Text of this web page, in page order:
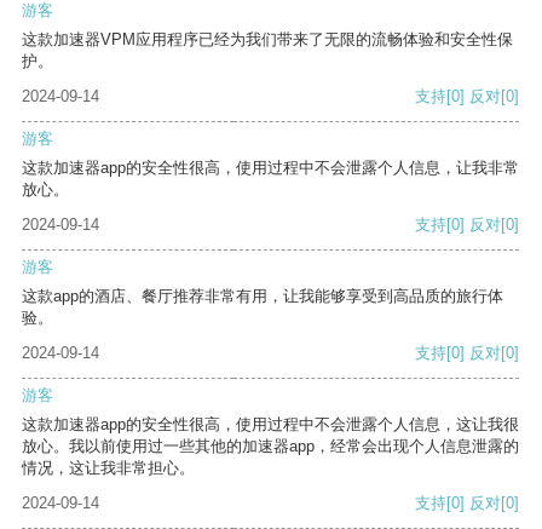
游客
这款加速器VPM应用程序已经为我们带来了无限的流畅体验和安全性保
护。
2024-09-14
支持[0] 反对[0]
游客
这款加速器app的安全性很高，使用过程中不会泄露个人信息，让我非常
放心。
2024-09-14
支持[0] 反对[0]
游客
这款app的酒店、餐厅推荐非常有用，让我能够享受到高品质的旅行体
验。
2024-09-14
支持[0] 反对[0]
游客
这款加速器app的安全性很高，使用过程中不会泄露个人信息，这让我很
放心。我以前使用过一些其他的加速器app，经常会出现个人信息泄露的
情况，这让我非常担心。
2024-09-14
支持[0] 反对[0]